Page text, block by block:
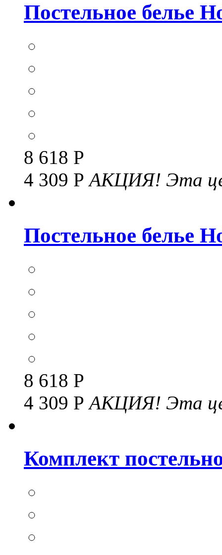
Постельное белье
8 618 Р
4 309 РАКЦИЯ! Эта
Постельное белье
8 618 Р
4 309 РАКЦИЯ! Эта
Комплект